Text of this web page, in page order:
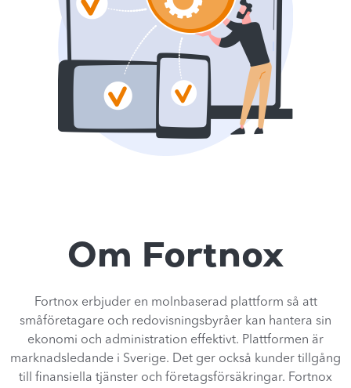
Om Fortnox​
Fortnox erbjuder en molnbaserad plattform så att
småföretagare och redovisningsbyråer kan hantera sin
ekonomi och administration effektivt. Plattformen är
marknadsledande i Sverige. Det ger också kunder tillgång
till finansiella tjänster och företagsförsäkringar. Fortnox